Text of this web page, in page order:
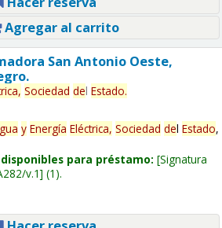
Agregar al carrito
San Antonio Oeste,
Sociedad del Estado.
y Energía Eléctrica, Sociedad del Estado,
para préstamo: Signatura
v.1 (1).